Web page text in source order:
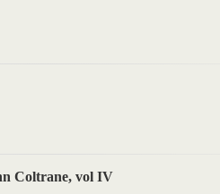
Coltrane, vol IV